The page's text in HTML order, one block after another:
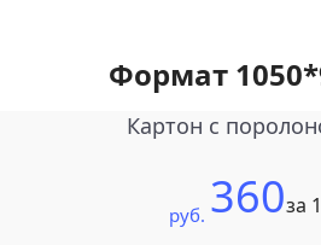
Формат
Картон с
руб. 360за